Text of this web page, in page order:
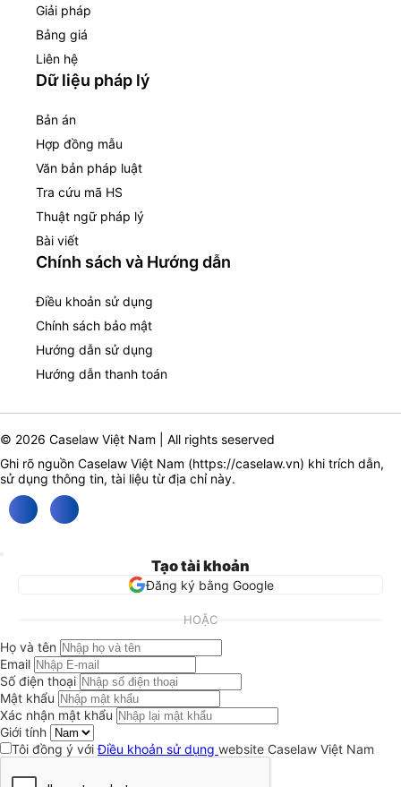
Giải pháp
Bảng giá
Liên hệ
Dữ liệu pháp lý
Bản án
Hợp đồng mẫu
Văn bản pháp luật
Tra cứu mã HS
Thuật ngữ pháp lý
Bài viết
Chính sách và Hướng dẫn
Điều khoản sử dụng
Chính sách bảo mật
Hướng dẫn sử dụng
Hướng dẫn thanh toán
© 2026 Caselaw Việt Nam | All rights seserved
Ghi rõ nguồn Caselaw Việt Nam (https://caselaw.vn) khi trích dẫn,
sử dụng thông tin, tài liệu từ địa chỉ này.
Tạo tài khoản
Đăng ký bằng Google
HOẶC
Họ và tên
Email
Số điện thoại
Mật khẩu
Xác nhận mật khẩu
Giới tính
Tôi đồng ý vớiĐiều khoản sử dụng website Caselaw Việt Nam